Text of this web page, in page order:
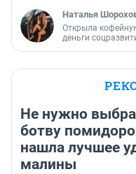
Наталья
Открыла
деньги
Не нужно
ботву
нашла лучшее
малины